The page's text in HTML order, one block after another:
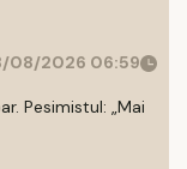
08/2026 06:59
Pesimistul: „Mai